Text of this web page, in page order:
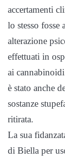
accertamenti
lo stesso
alterazione
effettuati in
ai
è stato anche
sostanze
ritirata.
La sua
di Biella per